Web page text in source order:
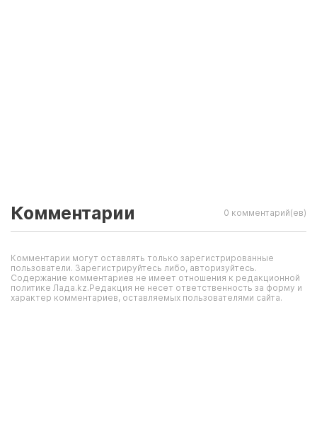
Комментарии 0 комментарий(ев)
Комментарии могут оставлять только зарегистрированные
пользователи. Зарегистрируйтесь либо, авторизуйтесь.
Содержание комментариев не имеет отношения к редакционной
политике Лада.kz.Редакция не несет ответственность за форму и
характер комментариев, оставляемых пользователями сайта.